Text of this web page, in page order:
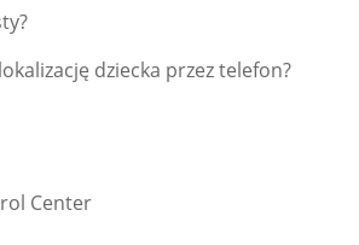
dziecka przez telefon?
Center